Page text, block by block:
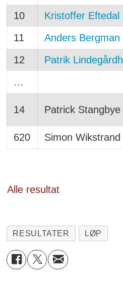
10
Kristoffer Eftedal
11
Anders Bergman
12
Patrik Lindegårdh
…
14 Patrick Stangbye
620
Simon Wikstrand
Alle resultat
RESULTATER LØP